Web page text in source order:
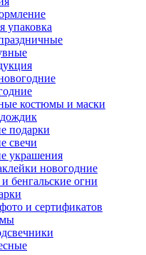
упаковка
костюмы и маски
подарки
свечи
украшения
новогодние
бенгальские огни
и сертификатов